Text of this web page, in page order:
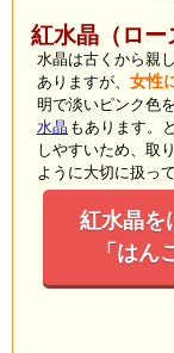
紅水晶（ロー
水晶は古くから親
ありますが、 女性
明で淡いピンク色
水晶 もあります。
しやすいため、取
ように大切に扱っ
紅水晶を
「はん